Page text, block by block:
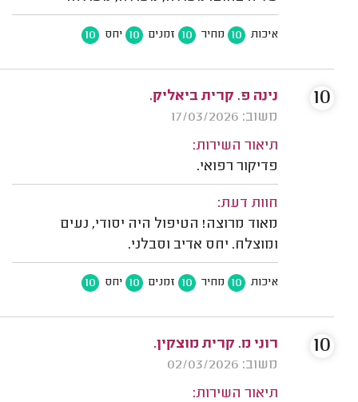
איכות 10 מחיר 10 זמנים 10 יחס 10
נינה פ. קרית ביאליק.
משוב: 17/03/2026
תיאור השירות:
פדיקור רפואי.
חוות דעת:
מאוד מרוצה! הטיפול היה יסודי, נעים
ומוצלח. יחס אדיב וסבלני.
איכות 10 מחיר 10 זמנים 10 יחס 10
10
רוני מ. קרית מוצקין.
משוב: 02/03/2026
תיאור השירות:
10